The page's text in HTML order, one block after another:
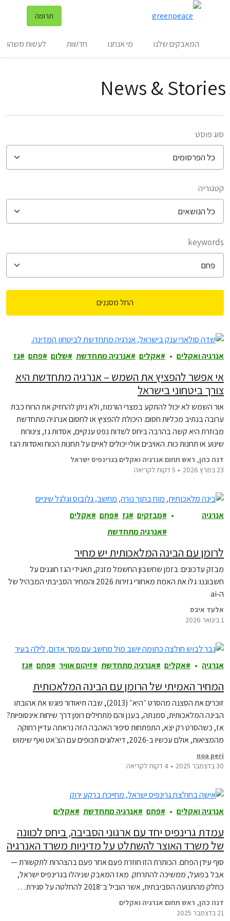
תרומה
המאבקים שלנו מי אנחנו חדשות לעשות משהו
News & Stories
סוג פוסט
קטגוריה
keywords
החל מסננים
filtered results
אנרגיה ואקלים אקלים אנרגיה מתחדשת שלום פחם גז
אי אפשר להפציץ את השמש – אנרגיה מתחדשת היא
צורך ביטחוני בישראל
אור השמש לא יכול להתקע במצרי הורמוז, ולא ניתן להחזיק את הרוח כבת
ערובה בנתיב מכליות חסום. היכולת להפציץ או לחסום אנרגיה מתחדשת
מבוזרת היא קשה בהרבה ביחס לשדות נפט ענקיים, אסדות גז, צינורות
שינוע או תחנות כוח. האויבים אולי יכולים לאיים על תחנות הכוח ואסדות הגז
שלנו, אבל הם לעולם לא יוכלו לכבות את…
דנה כהן, ראש תחום אנרגיה ואקלים בגרינפיס ישראל
23 במרץ 2026
5 דקות לקריאה
אנרגיה
מבזקים גז פחם
אקלים
אנרגיה מתחדשת
לרומן עם הבינה המלאכותית יש מחיר
מבזק עדכונים: בזמן שחשבון החשמל מזנק, תאגידי הגז חוגגים על
חשבוננו: גלו את האמת מאחורי גזירות 2026 והמחיר הסביבתי המבהיל של
ה-ai
אלעד איבס
1 בינואר 2026
אנרגיה אקלים אנרגיה מתחדשת זיהום אוויר פחם גז
המחיר האמיתי של הרומן עם הבינה המלאכותית
זוכרים את הסצנה מהסרט ״היא״ (2013), שבה תיאודור פוגש את אהובתו
הבינה המלאכותית, סמנתה, בענן והם מתחילים רומן דרך שיחות אינסופיות?
אז, כשהסרט רק יצא, התפתחות סיפור האהבה הזה נראתה עדיין רחוקה
מהמציאות, אולם עכשיו ב-2026, דיאלוגים תכופים עם הצ׳אט ואף שימוש
אפליקציה,…
noa peri
30 בדצמבר 2025
4 דקות לקריאה
אנרגיה ואקלים פחם אנרגיה מתחדשת אקלים
עמדת גרינפיס יחד עם ארגוני הסביבה, ביחס לכוונה
של משרד האוצר להשתלט על מדיניות משרד האנרגיה
סוף עידן הפחם. הכותרת הזו חוזרת פעם אחר פעם בהצהרות לתקשורת —
אבל בפועל, ממשיכה להתרחק. מאז המאבק שניהלו בגרינפיס ישראל,
כחלק מהתנועה הסביבתית, אשר הוביל ב־2018 להחלטה על סגירת…
דנה כהן, ראש תחום אנרגיה ואקלים
21 בדצמבר 2025